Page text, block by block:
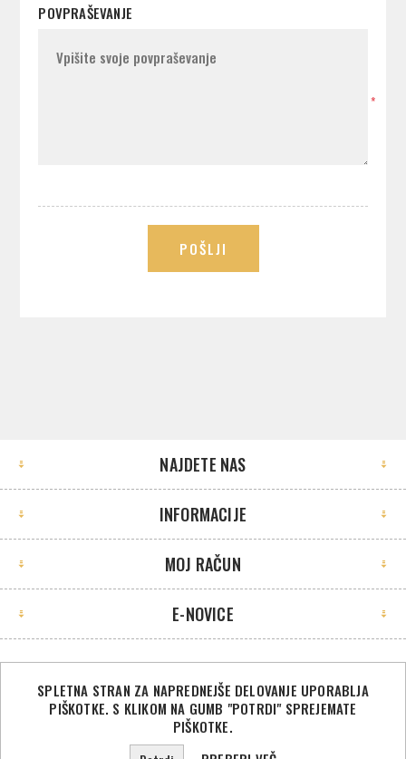
POVPRAŠEVANJE
*
POŠLJI
NAJDETE NAS
INFORMACIJE
MOJ RAČUN
E-NOVICE
©2026 Sport Store. Vse pravice pridržane.
Powered by
SPLETNA STRAN ZA NAPREDNEJŠE DELOVANJE UPORABLJA
PIŠKOTKE. S KLIKOM NA GUMB "POTRDI" SPREJEMATE
PIŠKOTKE.